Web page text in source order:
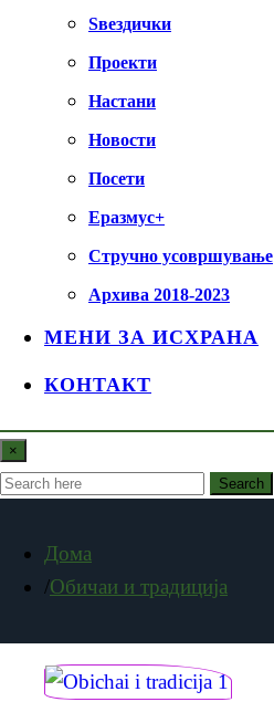
Ѕвездички
Проекти
Настани
Новости
Посети
Еразмус+
Стручно усовршување
Архива 2018-2023
МЕНИ ЗА ИСХРАНА
КОНТАКТ
×
Search
Дома
Обичаи и традиција